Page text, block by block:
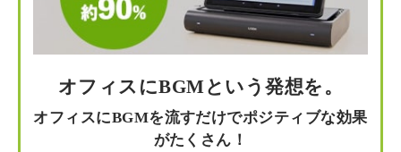
オフィスにBGMという発想を。
オフィスにBGMを流すだけでポジティブな効果
がたくさん！